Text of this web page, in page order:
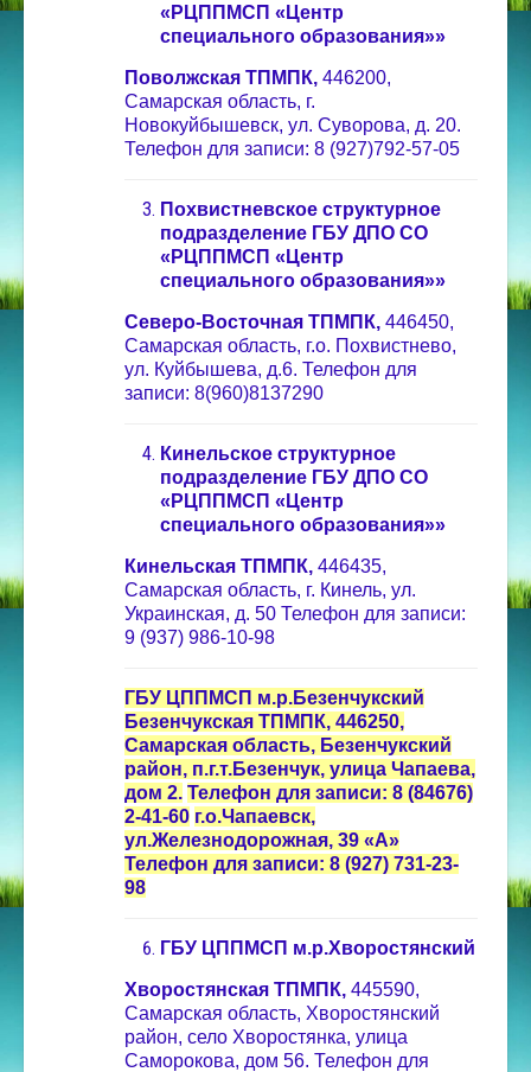
«РЦППМСП «Центр
специального образования»»
Поволжская ТПМПК, 446200,
Самарская область, г.
Новокуйбышевск, ул. Суворова, д. 20.
Телефон для записи: 8 (927)792-57-05
Похвистневское структурное
подразделение ГБУ ДПО СО
«РЦППМСП «Центр
специального образования»»
Северо-Восточная ТПМПК, 446450,
Самарская область, г.о. Похвистнево,
ул. Куйбышева, д.6. Телефон для
записи: 8(960)8137290
Кинельское структурное
подразделение ГБУ ДПО СО
«РЦППМСП «Центр
специального образования»»
Кинельская ТПМПК, 446435,
Самарская область, г. Кинель, ул.
Украинская, д. 50 Телефон для записи:
9 (937) 986-10-98
ГБУ ЦППМСП м.р.Безенчукский
Безенчукская ТПМПК, 446250,
Самарская область, Безенчукский
район, п.г.т.Безенчук, улица Чапаева,
дом 2. Телефон для записи: 8 (84676)
2-41-60 г.о.Чапаевск,
ул.Железнодорожная, 39 «А»
Телефон для записи: 8 (927) 731-23-
98
ГБУ ЦППМСП м.р.Хворостянский
Хворостянская ТПМПК, 445590,
Самарская область, Хворостянский
район, село Хворостянка, улица
Саморокова, дом 56. Телефон для